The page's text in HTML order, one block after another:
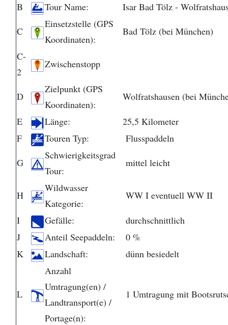
B
Tour Name:
Isar Bad Tölz -
C
Einsetzstelle (GPS
Koordinaten):
Bad Tölz (bei München)
C-
2
Zwischenstopp
D
Zielpunkt (GPS
Koordinaten):
Wolfratshausen (bei
E Länge:
25,5 Kilometer
F
Touren Typ:
Flusspaddeln
G
Schwierigkeitsgrad
Tour:
mittel leicht
H
Wildwasser
Kategorie:
WW I eventuell WW II
I Gefälle:
durchschnittlich
J
Anteil Seepaddeln:
0 %
K
Landschaft: dünn besiedelt
L
Anzahl
Umtragung(en) /
Landtransport(e) /
Portage(n):
1 Umtragung mit